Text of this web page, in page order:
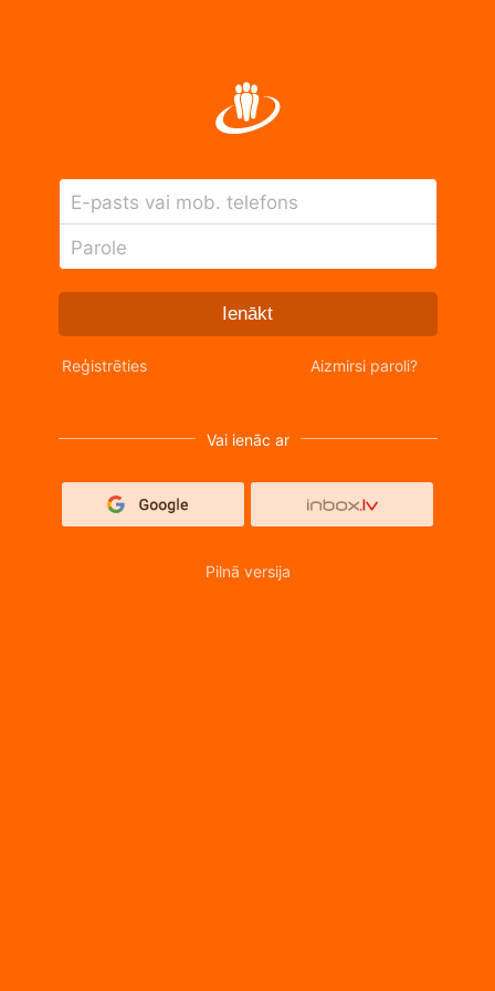
E-pasts vai mob. telefons
Parole
Ienākt
Reģistrēties Aizmirsi paroli?
Vai ienāc ar
Pilnā versija